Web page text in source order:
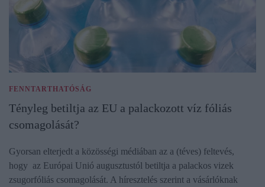
FENNTARTHATÓSÁG
Tényleg betiltja az EU a palackozott víz fóliás
csomagolását?
Gyorsan elterjedt a közösségi médiában az a (téves) feltevés,
hogy az Európai Unió augusztustól betiltja a palackos vizek
zsugorfóliás csomagolását. A híresztelés szerint a vásárlóknak